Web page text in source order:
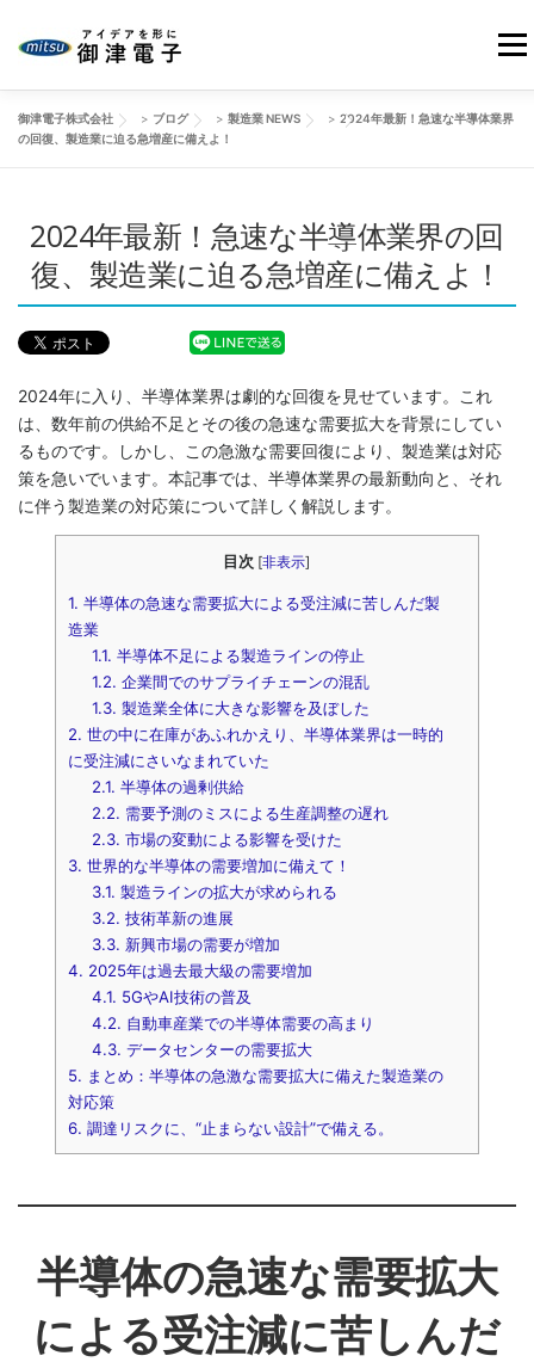
ン
メニ
HOME 当社の強み
会社情報 製品事例 改善動画 ブログ
御津電子株式会社 > ブログ > 製造業 NEWS > 2024年最新！急速な半導体業界
の回復、製造業に迫る急増産に備えよ！
2024年最新！急速な半導体業界の回
復、製造業に迫る急増産に備えよ！
2024年に入り、半導体業界は劇的な回復を見せています。これ
は、数年前の供給不足とその後の急速な需要拡大を背景にしてい
るものです。しかし、この急激な需要回復により、製造業は対応
策を急いでいます。本記事では、半導体業界の最新動向と、それ
に伴う製造業の対応策について詳しく解説します。
目次 [非表示]
1. 半導体の急速な需要拡大による受注減に苦しんだ製
造業
1.1. 半導体不足による製造ラインの停止
1.2. 企業間でのサプライチェーンの混乱
1.3. 製造業全体に大きな影響を及ぼした
2. 世の中に在庫があふれかえり、半導体業界は一時的
に受注減にさいなまれていた
2.1. 半導体の過剰供給
2.2. 需要予測のミスによる生産調整の遅れ
2.3. 市場の変動による影響を受けた
3. 世界的な半導体の需要増加に備えて！
3.1. 製造ラインの拡大が求められる
3.2. 技術革新の進展
3.3. 新興市場の需要が増加
4. 2025年は過去最大級の需要増加
4.1. 5GやAI技術の普及
4.2. 自動車産業での半導体需要の高まり
4.3. データセンターの需要拡大
5. まとめ：半導体の急激な需要拡大に備えた製造業の
対応策
6. 調達リスクに、“止まらない設計”で備える。
半導体の急速な需要拡大
による受注減に苦しんだ